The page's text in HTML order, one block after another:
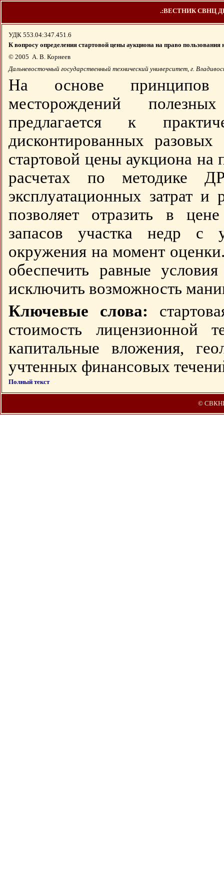
.:ВЕСТНИК СВНЦ
УДК 553.04:347.451.6
К вопросу определения стартовой цены аукциона на право пользования
© 2005 А. В. Корнеев
Дальневосточный государственный технический университет, г.
На основе принципов
месторождений
предлагается к
дисконтированных
стартовой цены аукциона на
расчетах по методике
эксплуатационных затрат
позволяет отразить в
запасов участка недр с
окружения на момент
обеспечить равные
исключить возможность
Ключевые слова:
стоимость лицензионной
капитальные вложения,
учтенных финансовых
Полный текст
©